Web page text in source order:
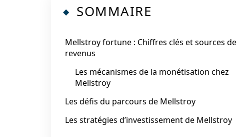
SOMMAIRE
Mellstroy fortune : Chiffres clés et sources de
revenus
Les mécanismes de la monétisation chez
Mellstroy
Les défis du parcours de Mellstroy
Les stratégies d’investissement de Mellstroy